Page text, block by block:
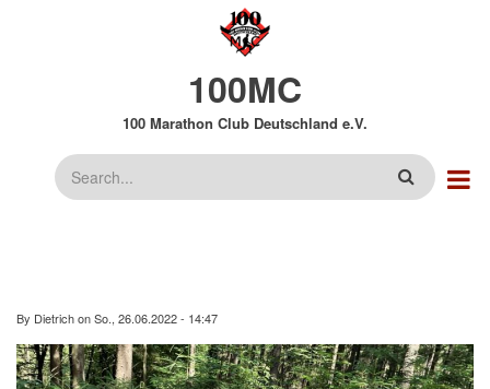
100MC
100 Marathon Club Deutschland e.V.
Suche
By DietrichonSo., 26.06.2022 - 14:47